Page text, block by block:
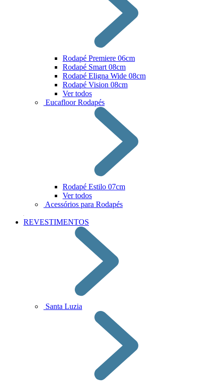
Rodapé Premiere 06cm
Rodapé Smart 08cm
Rodapé Eligna Wide 08cm
Rodapé Vision 08cm
Ver todos
Eucafloor Rodapés
Rodapé Estilo 07cm
Ver todos
Acessórios para Rodapés
REVESTIMENTOS
Santa Luzia